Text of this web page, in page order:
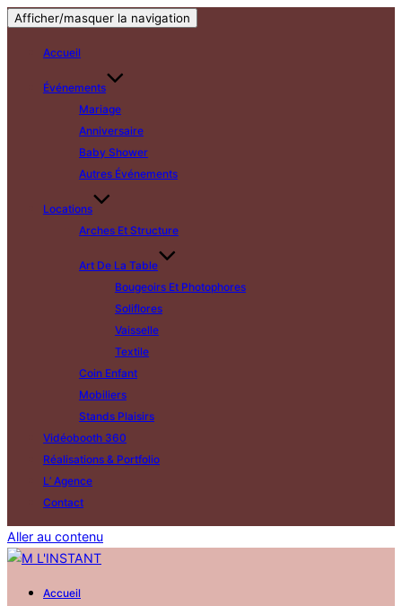
Afficher/masquer la navigation
Accueil
Événements
Mariage
Anniversaire
Baby Shower
Autres Événements
Locations
Arches Et Structure
Art De La Table
Bougeoirs Et Photophores
Soliflores
Vaisselle
Textile
Coin Enfant
Mobiliers
Stands Plaisirs
Vidéobooth 360
Réalisations & Portfolio
L’ Agence
Contact
Aller au contenu
Accueil